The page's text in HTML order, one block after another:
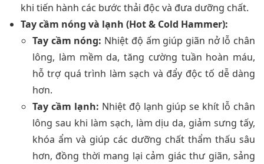
khi tiến hành các bước thải độc và đưa dưỡng chất.
Tay cầm nóng và lạnh (Hot & Cold Hammer):
Tay cầm nóng: Nhiệt độ ấm giúp giãn nở lỗ chân
lông, làm mềm da, tăng cường tuần hoàn máu,
hỗ trợ quá trình làm sạch và đẩy độc tố dễ dàng
hơn.
Tay cầm lạnh: Nhiệt độ lạnh giúp se khít lỗ chân
lông sau khi làm sạch, làm dịu da, giảm sưng tấy,
khóa ẩm và giúp các dưỡng chất thẩm thấu sâu
hơn, đồng thời mang lại cảm giác thư giãn, sảng